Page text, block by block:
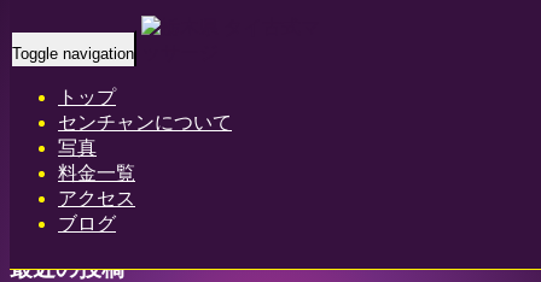
Toggle navigation
トップ
センチャンについて
写真
料金一覧
アクセス
ブログ
Home -アミ(…
アミ(Ami)小山 小田林 タイ古式マッサージ | センチャン
最近の投稿